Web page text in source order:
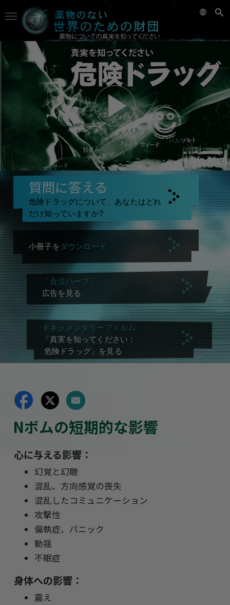
質問に答える
危険ドラッグについて、あなたはどれ
だけ知っていますか?
小冊子をダウンロード
「合法ハーブ」
広告を見る
ドキュメンタリーフィルム
「真実を知ってください：
危険ドラッグ」を見る
Nボムの短期的な影響
心に与える影響：
幻覚と幻聴
混乱、方向感覚の喪失
混乱したコミュニケーション
攻撃性
偏執症、パニック
動揺
不眠症
身体への影響：
震え